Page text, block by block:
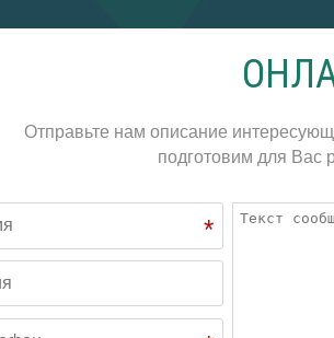
Отправьте нам описание
подготовим для Вас
*